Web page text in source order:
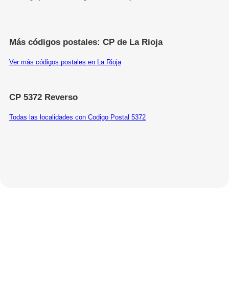
Más códigos postales: CP de La Rioja
Ver más códigos postales en La Rioja
CP 5372 Reverso
Todas las localidades con Codigo Postal 5372